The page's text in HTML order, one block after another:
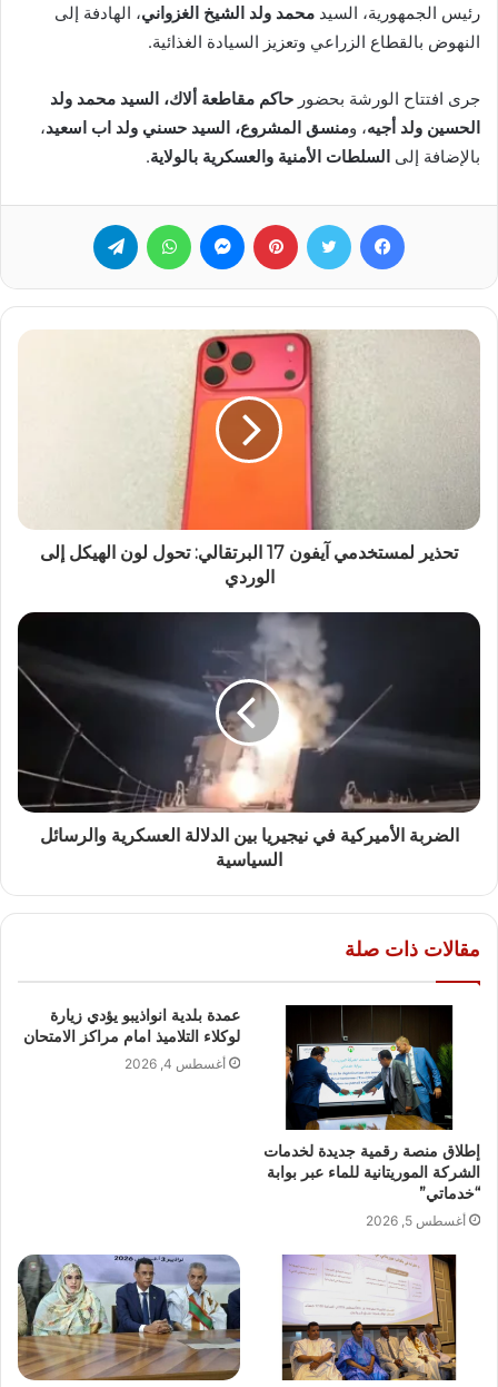
رئيس الجمهورية، السيد محمد ولد الشيخ الغزواني، الهادفة إلى
النهوض بالقطاع الزراعي وتعزيز السيادة الغذائية.
جرى افتتاح الورشة بحضور حاكم مقاطعة ألاك، السيد محمد ولد
الحسين ولد أجيه، ومنسق المشروع، السيد حسني ولد اب اسعيد،
بالإضافة إلى السلطات الأمنية والعسكرية بالولاية.
فيسبوك تويتر بينتيريست ماسنجر واتساب
تحذير لمستخدمي آيفون 17 البرتقالي: تحول لون الهيكل إلى
الوردي
الضربة الأميركية في نيجيريا بين الدلالة العسكرية والرسائل
السياسية
مقالات ذات صلة
إطلاق منصة رقمية جديدة لخدمات
الشركة الموريتانية للماء عبر بوابة
“خدماتي”
أغسطس 5, 2026
عمدة بلدية انواذيبو يؤدي زيارة
لوكلاء التلاميذ امام مراكز الامتحان
أغسطس 4, 2026